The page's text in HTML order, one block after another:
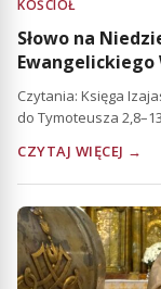
KOŚCIÓŁ
Słowo na
Ewangelickiego
Czytania: Księga
do Tymoteusza 2,8–13
CZYTAJ WIĘCEJ →